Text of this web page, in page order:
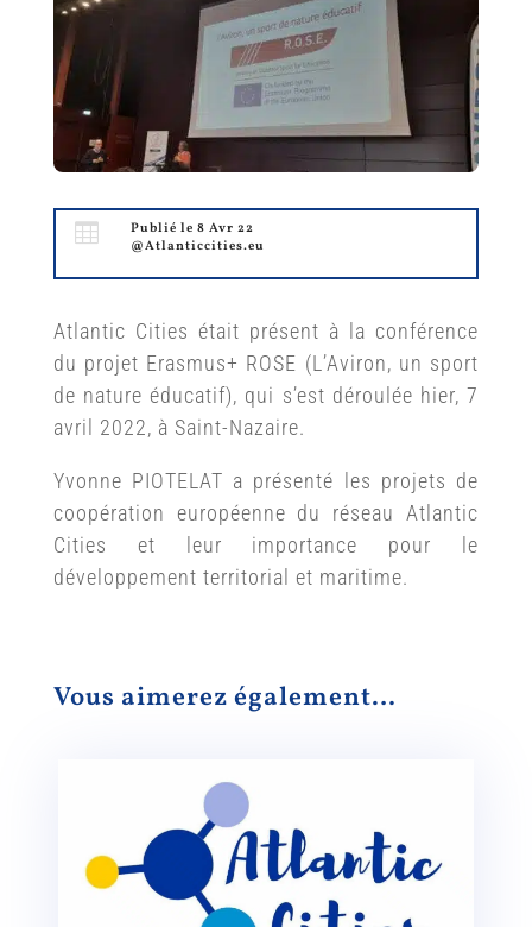

Publié le 8 Avr 22
@Atlanticcities.eu
Atlantic Cities était présent à la conférence
du projet Erasmus+ ROSE (L’Aviron, un sport
de nature éducatif), qui s’est déroulée hier, 7
avril 2022, à Saint-Nazaire.
Yvonne PIOTELAT a présenté les projets de
coopération européenne du réseau Atlantic
Cities et leur importance pour le
développement territorial et maritime.
Vous aimerez également…